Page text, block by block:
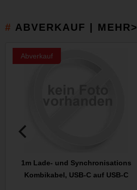
ABVERKAUF | MEHR>
Abverkauf
1m Lade- und Synchronisations
Kombikabel, USB-C auf USB-C